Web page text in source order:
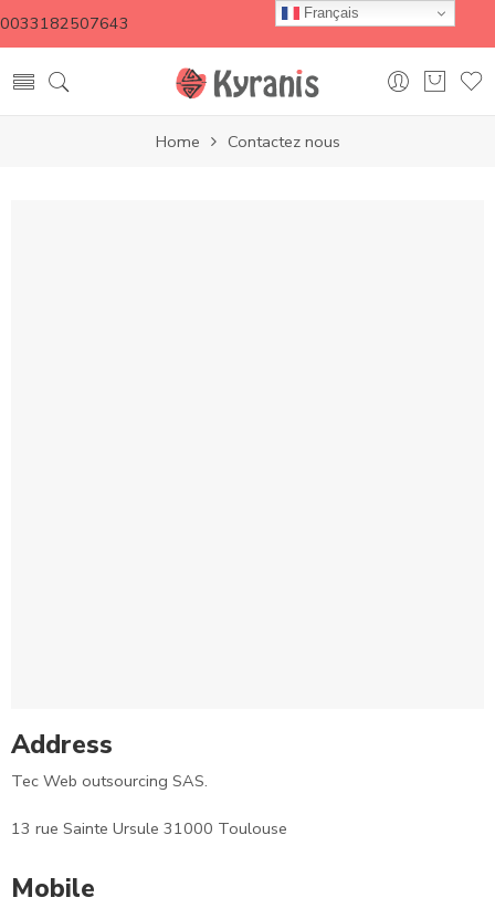
0033182507643
Home Contactez nous
Address
Tec Web outsourcing SAS.
13 rue Sainte Ursule 31000 Toulouse
Mobile
Français